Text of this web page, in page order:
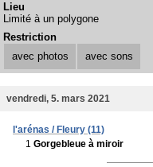
Lieu
Limité à un polygone
Restriction
avec photos
avec sons
vendredi, 5. mars 2021
l'arénas / Fleury (11)
1 Gorgebleue à miroir